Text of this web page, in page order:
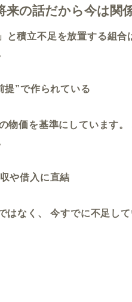
の話だから今は関
と積立不足を放置する組
提”で作られている
物価を基準にしています
や借入に直結
はなく、 今すでに不足して